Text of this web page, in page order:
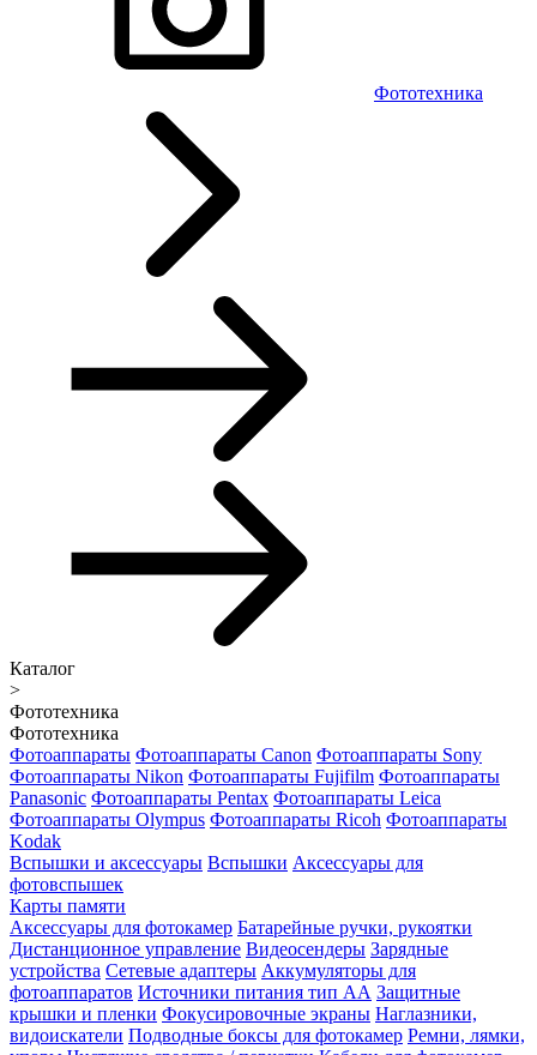
Фототехника
Каталог
>
Фототехника
Фототехника
Фотоаппараты Фотоаппараты Canon Фотоаппараты Sony
Фотоаппараты Nikon Фотоаппараты Fujifilm Фотоаппараты
Panasonic Фотоаппараты Pentax Фотоаппараты Leica
Фотоаппараты Olympus Фотоаппараты Ricoh Фотоаппараты
Kodak
Вспышки и аксессуары Вспышки Аксессуары для
фотовспышек
Карты памяти
Аксессуары для фотокамер Батарейные ручки, рукоятки
Дистанционное управление Видеосендеры Зарядные
устройства Сетевые адаптеры Аккумуляторы для
фотоаппаратов Источники питания тип АА Защитные
крышки и пленки Фокусировочные экраны Наглазники,
видоискатели Подводные боксы для фотокамер Ремни, лямки,